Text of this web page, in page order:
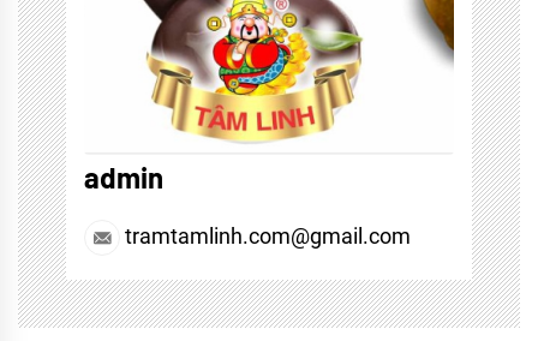
admin
tramtamlinh.com@gmail.com